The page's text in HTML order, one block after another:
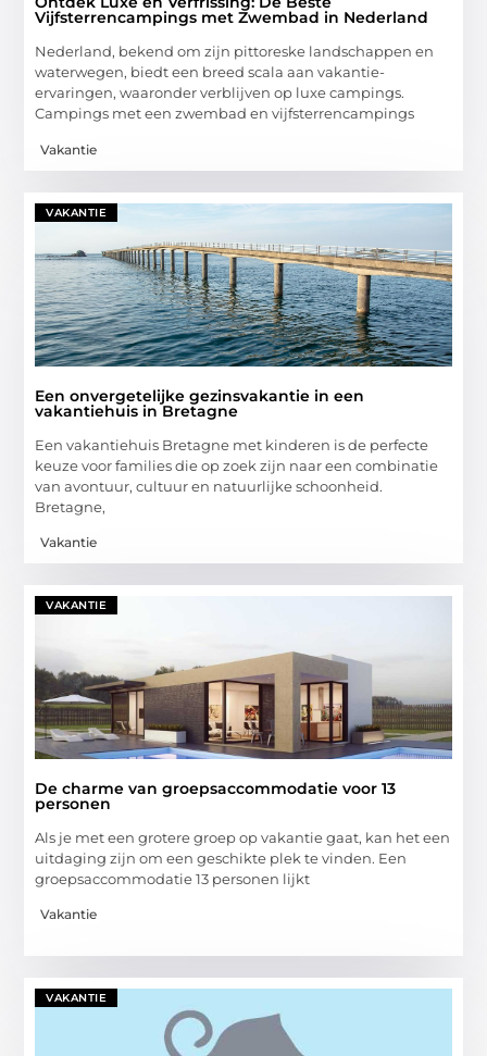
Vijfsterrencampings met Zwembad in Nederland
Nederland, bekend om zijn pittoreske landschappen en
waterwegen, biedt een breed scala aan vakantie-
ervaringen, waaronder verblijven op luxe campings.
Campings met een zwembad en vijfsterrencampings
Vakantie
VAKANTIE
Een onvergetelijke gezinsvakantie in een
vakantiehuis in Bretagne
Een vakantiehuis Bretagne met kinderen is de perfecte
keuze voor families die op zoek zijn naar een combinatie
van avontuur, cultuur en natuurlijke schoonheid.
Bretagne,
Vakantie
VAKANTIE
De charme van groepsaccommodatie voor 13
personen
Als je met een grotere groep op vakantie gaat, kan het een
uitdaging zijn om een geschikte plek te vinden. Een
groepsaccommodatie 13 personen lijkt
Vakantie
VAKANTIE